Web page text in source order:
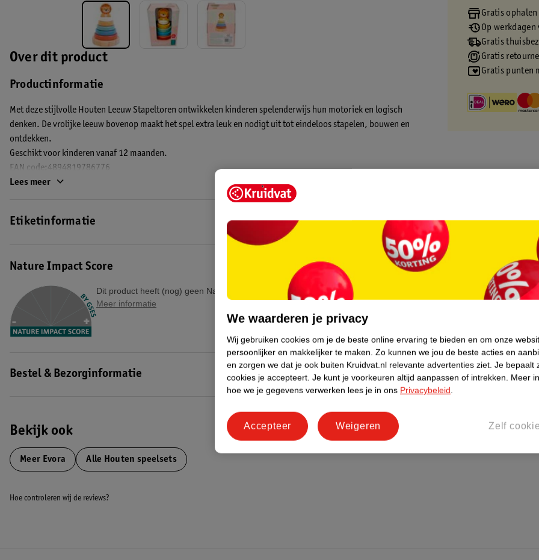
Over dit product
Productinformatie
Met deze stijlvolle Houten Leeuw Stapeltoren ontwikkelen kinderen spelenderwijs hun motoriek en logisch
denken. De vrolijke leeuw bovenop maakt het spel extra leuk en nodigt uit tot eindeloos stapelen, bouwen en
ontdekken.
Geschikt voor kinderen vanaf 12 maanden.
EAN code:4894819786776
Lees meer
Etiketinformatie
Nature Impact Score
Dit product heeft (nog) geen Nature Impact Score.
Meer informatie
Bestel & Bezorginformatie
Bekijk ook
Meer Evora Alle Houten speelsets
Gratis
Op
Gratis
Gratis
Gratis punten
Hoe controleren wij de reviews?
We waarderen je privacy
Wij gebruiken cookies om je de beste online ervaring te bieden en om onze
persoonlijker en makkelijker te maken. Zo kunnen we jou de beste acties en
en zorgen we dat je ook buiten Kruidvat.nl relevante advertenties ziet. Je bepaalt
cookies je accepteert. Je kunt je voorkeuren altijd aanpassen of intrekken. Meer
hoe we je gegevens verwerken lees je in ons Privacybeleid.
Zelf
Weigeren
Accepteer